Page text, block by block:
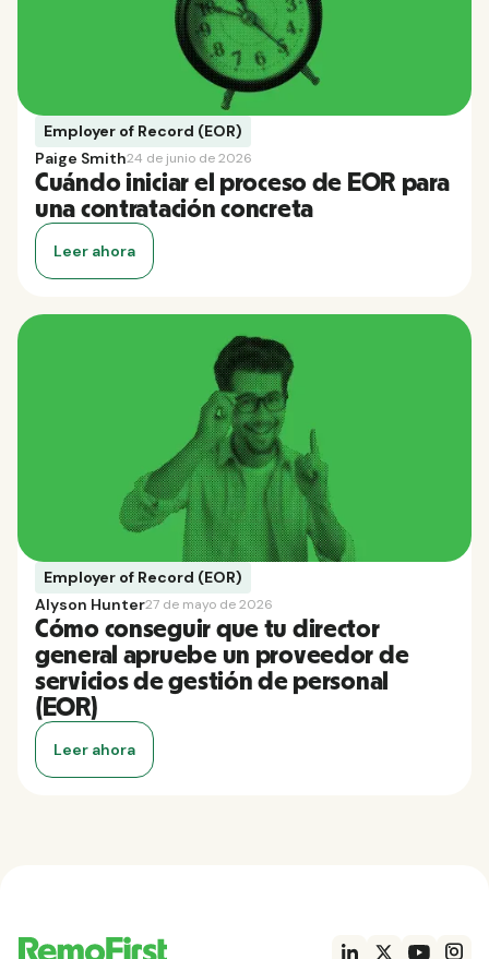
Employer of Record (EOR)
Paige Smith24 de junio de 2026
Cuándo iniciar el proceso de EOR para
una contratación concreta
Leer ahora
Employer of Record (EOR)
Alyson Hunter27 de mayo de 2026
Cómo conseguir que tu director
general apruebe un proveedor de
servicios de gestión de personal
(EOR)
Leer ahora